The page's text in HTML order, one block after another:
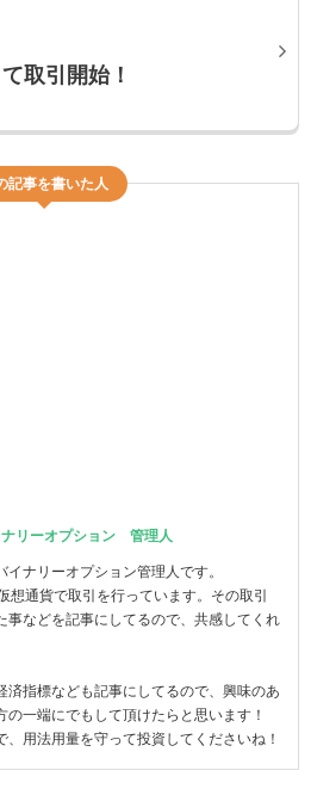
取引開始！
記事を書いた人
ナリーオプション 管理人
ナリーオプション管理人です。
想通貨で取引を行っています。その取引
事などを記事にしてるので、共感してくれ
済指標なども記事にしてるので、興味のあ
一端にでもして頂けたらと思います！
用法用量を守って投資してくださいね！